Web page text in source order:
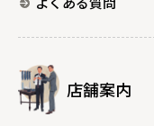
店舗案内